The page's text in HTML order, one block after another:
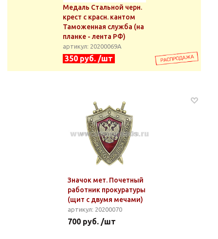
Медаль Стальной черн.
крест с красн. кантом
Таможенная служба (на
планке - лента РФ)
артикул: 20200069А
350 руб. /шт
Значок мет. Почетный
работник прокуратуры
(щит с двумя мечами)
артикул: 20200070
700 руб. /шт